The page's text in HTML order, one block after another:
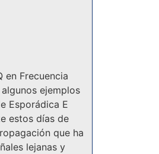
en Frecuencia
ejemplos
Esporádica E
estos días de
que ha
lejanas y